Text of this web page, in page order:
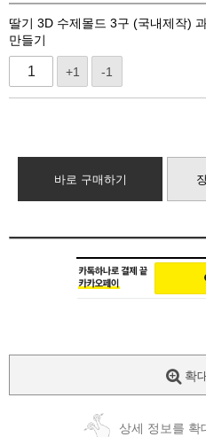
딸기 3D 수제몰드 3구 (국내제작)
만들기
+1 -1
바로 구매하기
확
상세 정보를 확